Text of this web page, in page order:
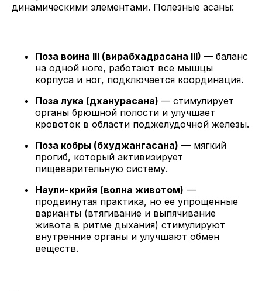
динамическими элементами. Полезные асаны:
Поза воина III (вирабхадрасана III) — баланс
на одной ноге, работают все мышцы
корпуса и ног, подключается координация.
Поза лука (дханурасана) — стимулирует
органы брюшной полости и улучшает
кровоток в области поджелудочной железы.
Поза кобры (бхуджангасана) — мягкий
прогиб, который активизирует
пищеварительную систему.
Наули-крийя (волна животом) —
продвинутая практика, но ее упрощенные
варианты (втягивание и выпячивание
живота в ритме дыхания) стимулируют
внутренние органы и улучшают обмен
веществ.